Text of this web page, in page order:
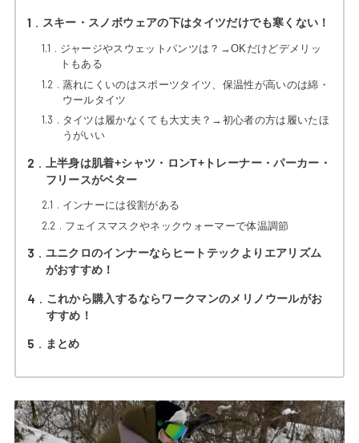
1 スキー・スノボウェアの下はタイツだけでも寒くない！
1.1
ジャージやスウェットパンツは？→OKだけどデメリッ
トもある
1.2
蒸れにくいのはスポーツタイツ、保温性が高いのは綿・
ウールタイツ
1.3
タイツは履かなくても大丈夫？→初心者の方は履いたほ
うがいい
2
上半身は肌着+シャツ・ロンT+トレーナー・パーカー・
フリースがベター
2.1
インナーには役割がある
2.2 フェイスマスクやネックウォーマーで体温調節
3
ユニクロのインナーならヒートテックよりエアリズム
がおすすめ！
4
これから購入するならワークマンのメリノウールがお
すすめ！
5 まとめ